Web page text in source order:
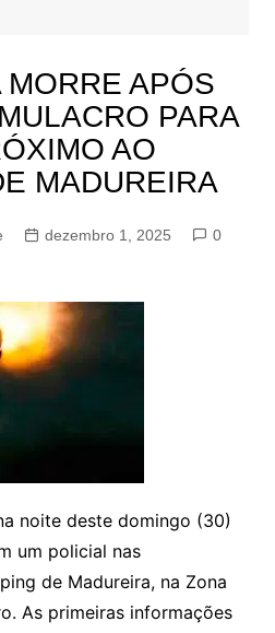
APÓS
PARA
AO
MADUREIRA
dezembro 1, 2025
0
noite deste domingo (30)
um policial nas
de Madureira, na Zona
As primeiras informações